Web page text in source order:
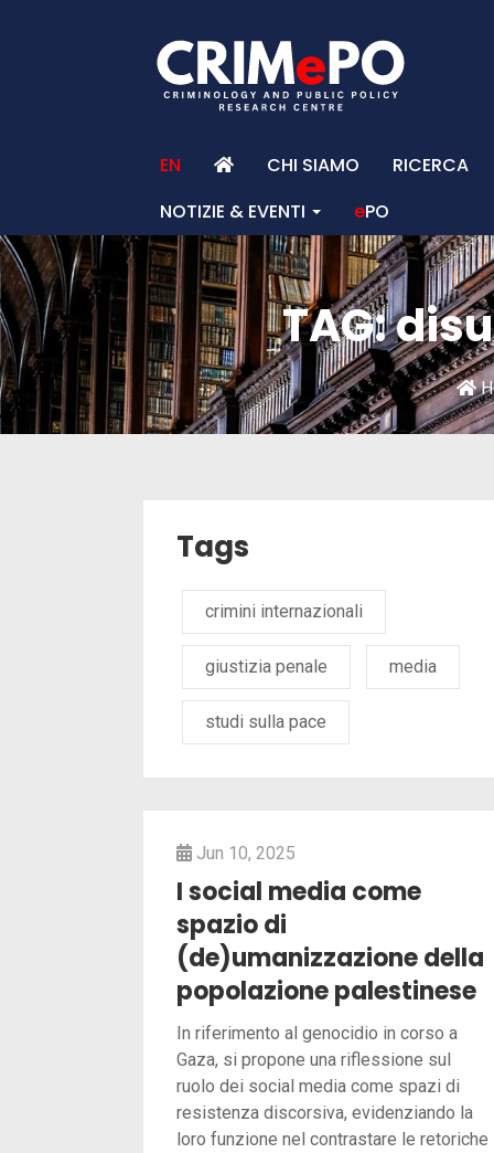
EN CHI SIAMO
RICERCA
NOTIZIE & EVENTI
ePO
TAG:
Tags
crimini internazionali
giustizia penale media
studi sulla pace
Jun 10, 2025
I social media come
spazio di
(de)umanizzazione della
popolazione palestinese
In riferimento al genocidio in corso a
Gaza, si propone una riflessione sul
ruolo dei social media come spazi di
resistenza discorsiva, evidenziando la
loro funzione nel contrastare le retoriche